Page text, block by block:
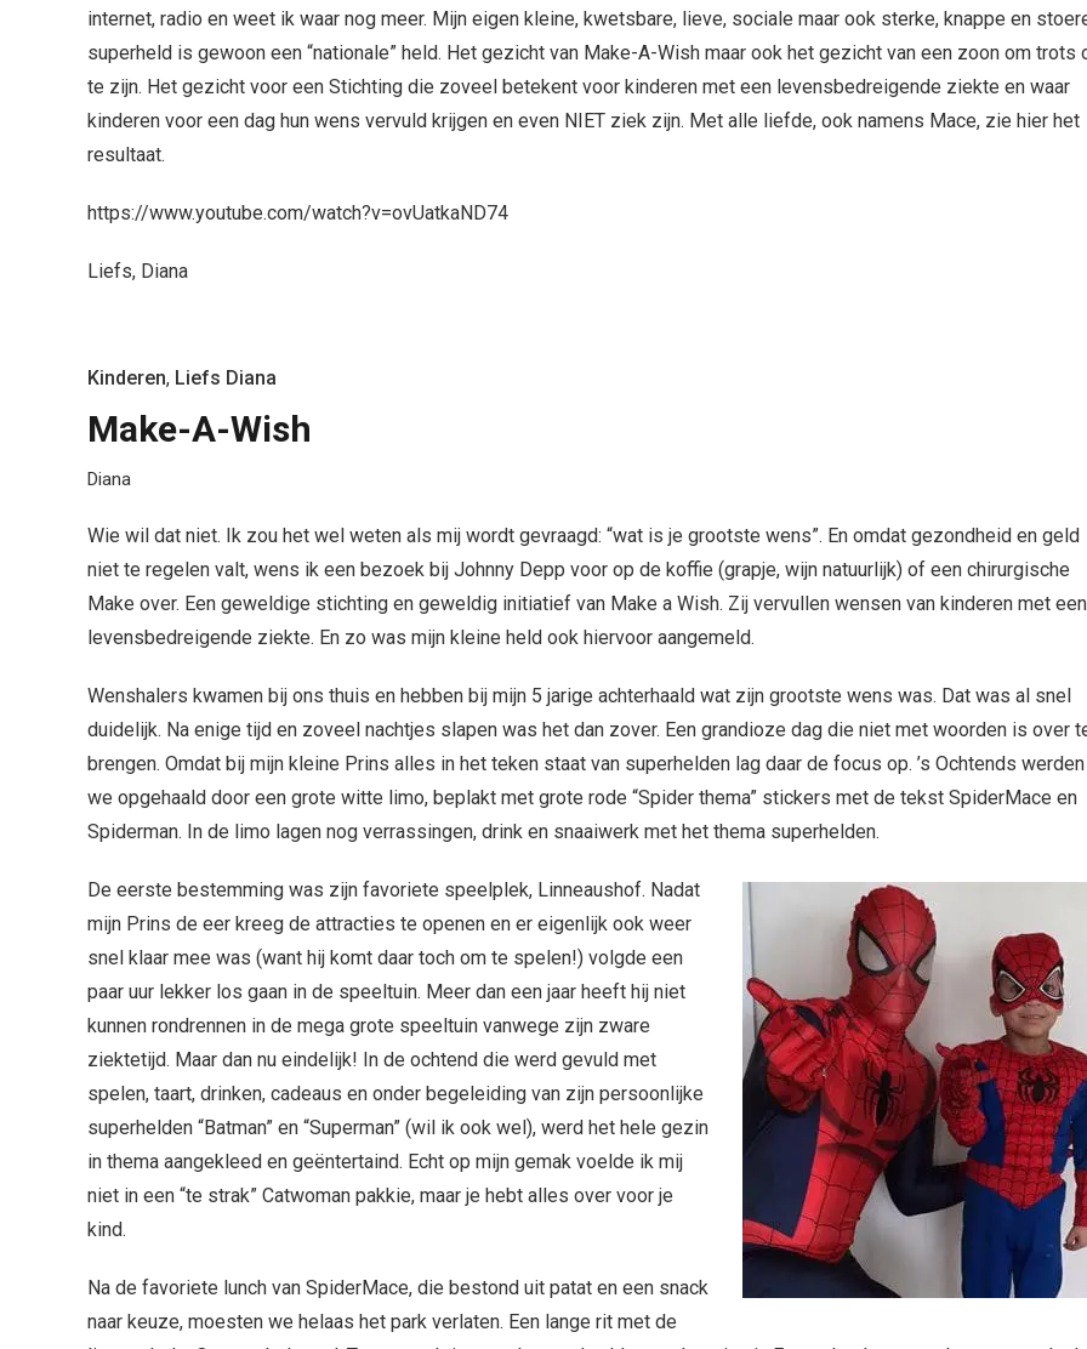
internet, radio en weet ik waar nog meer. Mijn eigen kleine, kwetsbare, lieve, sociale maar ook sterke, knappe en
superheld is gewoon een “nationale” held. Het gezicht van Make-A-Wish maar ook het gezicht van een zoon om trots
te zijn. Het gezicht voor een Stichting die zoveel betekent voor kinderen met een levensbedreigende ziekte en waar
kinderen voor een dag hun wens vervuld krijgen en even NIET ziek zijn. Met alle liefde, ook namens Mace, zie hier het
resultaat.
https://www.youtube.com/watch?v=ovUatkaND74
Liefs, Diana
Kinderen, Liefs Diana
Make-A-Wish
Diana
Wie wil dat niet. Ik zou het wel weten als mij wordt gevraagd: “wat is je grootste wens”. En omdat gezondheid en geld
niet te regelen valt, wens ik een bezoek bij Johnny Depp voor op de koffie (grapje, wijn natuurlijk) of een chirurgische
Make over. Een geweldige stichting en geweldig initiatief van Make a Wish. Zij vervullen wensen van kinderen met een
levensbedreigende ziekte. En zo was mijn kleine held ook hiervoor aangemeld.
Wenshalers kwamen bij ons thuis en hebben bij mijn 5 jarige achterhaald wat zijn grootste wens was. Dat was al snel
duidelijk. Na enige tijd en zoveel nachtjes slapen was het dan zover. Een grandioze dag die niet met woorden is over
brengen. Omdat bij mijn kleine Prins alles in het teken staat van superhelden lag daar de focus op. ’s Ochtends werden
we opgehaald door een grote witte limo, beplakt met grote rode “Spider thema” stickers met de tekst SpiderMace en
Spiderman. In de limo lagen nog verrassingen, drink en snaaiwerk met het thema superhelden.
De eerste bestemming was zijn favoriete speelplek, Linneaushof. Nadat
mijn Prins de eer kreeg de attracties te openen en er eigenlijk ook weer
snel klaar mee was (want hij komt daar toch om te spelen!) volgde een
paar uur lekker los gaan in de speeltuin. Meer dan een jaar heeft hij niet
kunnen rondrennen in de mega grote speeltuin vanwege zijn zware
ziektetijd. Maar dan nu eindelijk! In de ochtend die werd gevuld met
spelen, taart, drinken, cadeaus en onder begeleiding van zijn persoonlijke
superhelden “Batman” en “Superman” (wil ik ook wel), werd het hele gezin
in thema aangekleed en geëntertaind. Echt op mijn gemak voelde ik mij
niet in een “te strak” Catwoman pakkie, maar je hebt alles over voor je
kind.
Na de favoriete lunch van SpiderMace, die bestond uit patat en een snack
naar keuze, moesten we helaas het park verlaten. Een lange rit met de